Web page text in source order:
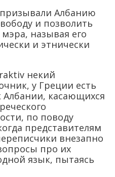
Албанию
и позволить
называя его
и этнически
некий
у Греции есть
Албании, касающихся
по поводу
представителям
внезапно
про их
язык, пытаясь